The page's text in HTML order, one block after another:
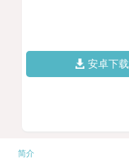
安卓下载
简介